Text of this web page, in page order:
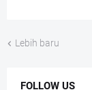
Lebih baru
FOLLOW US